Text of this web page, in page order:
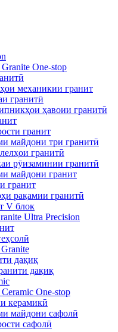
One-stop
механикии гранит
гранитӣ
ҳавоии гранитӣ
гранит
майдони три гранитӣ
гранитӣ
рӯизаминии гранитӣ
майдони гранит
гранит
рақамии гранитӣ
V блок
Ultra Precision
дақиқ
дақиқ
One-stop
керамикӣ
майдони сафолӣ
сафолӣ